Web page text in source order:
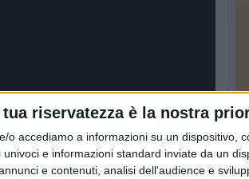
riservatezza è la nostra
o accediamo a informazioni su un dispositivo,
e informazioni standard inviate da un
e contenuti, analisi dell'audience e